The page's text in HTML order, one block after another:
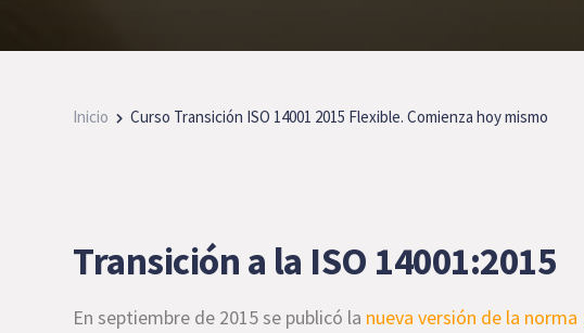
Inicio Curso Transición ISO 14001 2015 Flexible. Comienza hoy mismo
Transición a la ISO 14001:2015
En septiembre de 2015 se publicó la nueva versión de la norma